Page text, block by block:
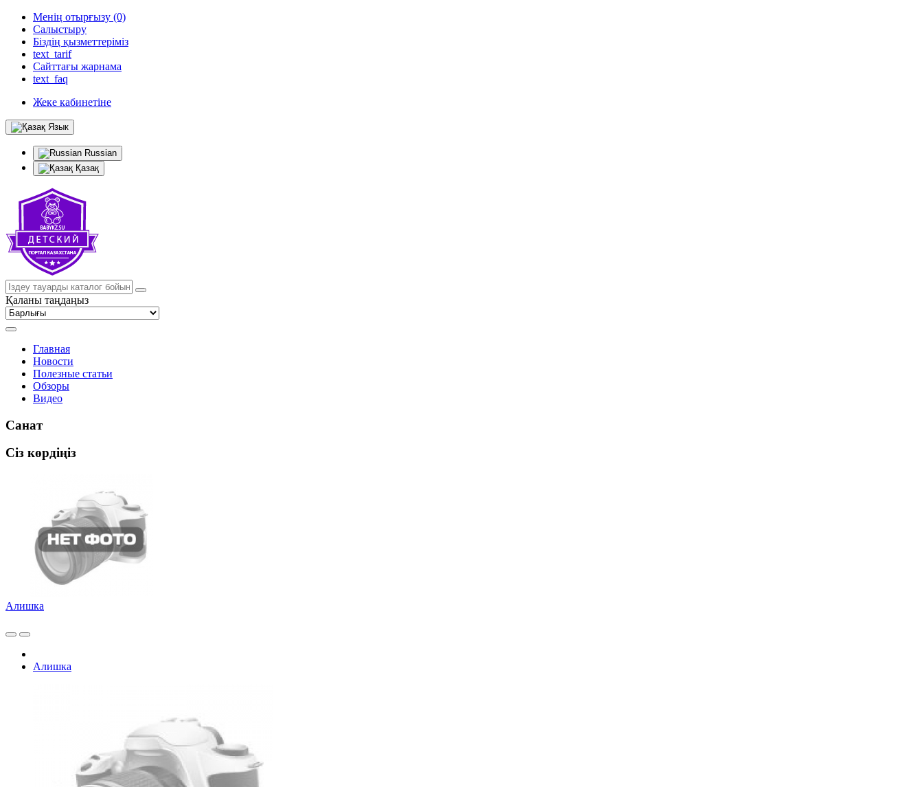
Менің отырғызу (0)
Салыстыру
Біздің қызметтеріміз
text_tarif
Сайттағы жарнама
text_faq
Жеке кабинетіне
Язык
Russian
Қазақ
Қаланы таңдаңыз
Главная
Новости
Полезные статьи
Обзоры
Видео
Санат
Сіз көрдіңіз
Алишка
Алишка